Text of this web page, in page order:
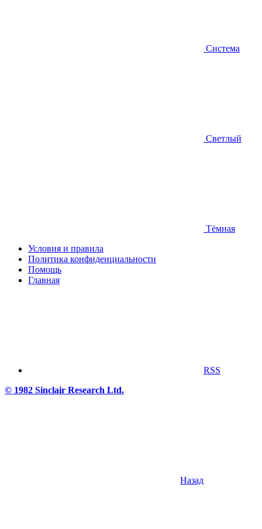
Система
Светлый
Тёмная
Условия и правила
Политика конфиденциальности
Помощь
Главная
RSS
© 1982 Sinclair Research Ltd.
Назад